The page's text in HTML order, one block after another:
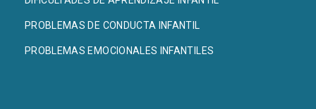
PROBLEMAS DE CONDUCTA INFANTIL
PROBLEMAS EMOCIONALES INFANTILES